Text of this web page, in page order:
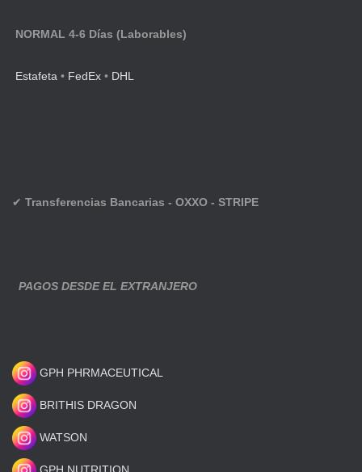
NORMAL 4-6 Días (Laborables)
Estafeta • FedEx • DHL
✔ Transferencias Bancarias - OXXO - STRIPE
PAGOS DESDE EL EXTRANJERO
GPH PHRMACEUTICAL
BRITHIS DRAGON
WATSON